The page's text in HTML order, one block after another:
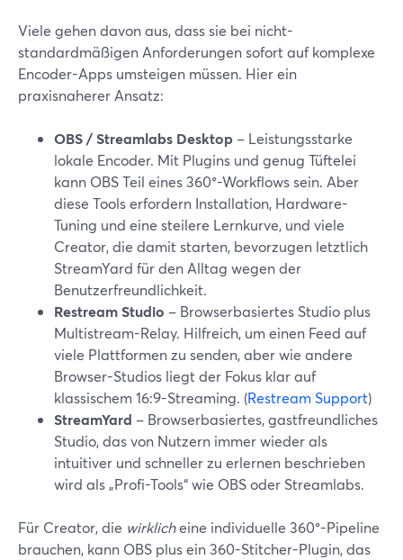
Viele gehen davon aus, dass sie bei nicht-
standardmäßigen Anforderungen sofort auf komplexe
Encoder-Apps umsteigen müssen. Hier ein
praxisnaherer Ansatz:
OBS / Streamlabs Desktop – Leistungsstarke
lokale Encoder. Mit Plugins und genug Tüftelei
kann OBS Teil eines 360°-Workflows sein. Aber
diese Tools erfordern Installation, Hardware-
Tuning und eine steilere Lernkurve, und viele
Creator, die damit starten, bevorzugen letztlich
StreamYard für den Alltag wegen der
Benutzerfreundlichkeit.
Restream Studio – Browserbasiertes Studio plus
Multistream-Relay. Hilfreich, um einen Feed auf
viele Plattformen zu senden, aber wie andere
Browser-Studios liegt der Fokus klar auf
klassischem 16:9-Streaming. (Restream Support)
StreamYard – Browserbasiertes, gastfreundliches
Studio, das von Nutzern immer wieder als
intuitiver und schneller zu erlernen beschrieben
wird als „Profi-Tools“ wie OBS oder Streamlabs.
Für Creator, die wirklicheine individuelle 360°-Pipeline
brauchen, kann OBS plus ein 360-Stitcher-Plugin, das